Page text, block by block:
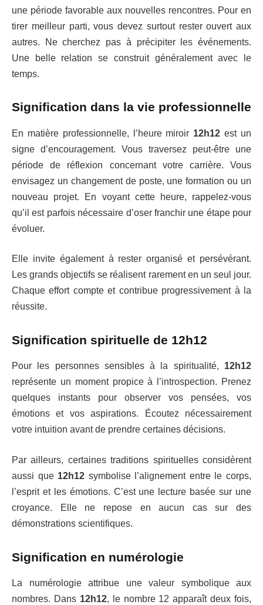
une période favorable aux nouvelles rencontres. Pour en
tirer meilleur parti, vous devez surtout rester ouvert aux
autres. Ne cherchez pas à précipiter les événements.
Une belle relation se construit généralement avec le
temps.
Signification dans la vie professionnelle
En matière professionnelle, l’heure miroir 12h12 est un
signe d’encouragement. Vous traversez peut-être une
période de réflexion concernant votre carrière. Vous
envisagez un changement de poste, une formation ou un
nouveau projet. En voyant cette heure, rappelez-vous
qu’il est parfois nécessaire d’oser franchir une étape pour
évoluer.
Elle invite également à rester organisé et persévérant.
Les grands objectifs se réalisent rarement en un seul jour.
Chaque effort compte et contribue progressivement à la
réussite.
Signification spirituelle de 12h12
Pour les personnes sensibles à la spiritualité, 12h12
représente un moment propice à l’introspection. Prenez
quelques instants pour observer vos pensées, vos
émotions et vos aspirations. Écoutez nécessairement
votre intuition avant de prendre certaines décisions.
Par ailleurs, certaines traditions spirituelles considèrent
aussi que 12h12 symbolise l’alignement entre le corps,
l’esprit et les émotions. C’est une lecture basée sur une
croyance. Elle ne repose en aucun cas sur des
démonstrations scientifiques.
Signification en numérologie
La numérologie attribue une valeur symbolique aux
nombres. Dans 12h12, le nombre 12 apparaît deux fois,